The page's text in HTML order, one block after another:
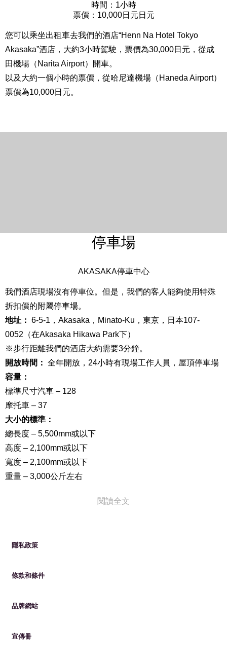
時間：1小時
票價：10,000日元日元
您可以乘坐出租車去我們的酒店“Henn Na Hotel Tokyo
Akasaka”酒店，大約3小時駕駛，票價為30,000日元，從成
田機場（Narita Airport）開車。
以及大約一個小時的票價，從哈尼達機場（Haneda Airport）
票價為10,000日元。
停車場
AKASAKA停車中心
我們酒店現場沒有停車位。但是，我們的客人能夠使用特殊
折扣價的附屬停車場。
地址： 6-5-1，Akasaka，Minato-Ku，東京，日本107-
0052（在Akasaka Hikawa Park下）
※步行距離我們的酒店大約需要3分鐘。
開放時間： 全年開放，24小時有現場工作人員，屋頂停車場
容量：
標準尺寸汽車 – 128
摩托車 – 37
大小的標準：
總長度 – 5,500mm或以下
高度 – 2,100mm或以下
寬度 – 2,100mm或以下
重量 – 3,000公斤左右
7：00 ～20：00：¥300 /20分鐘
*如果您想在1天或連續日期使用停車位超過1次，則每次需要
如何使用停車位：
閱讀全文
隱私政策
條款和條件
品牌網站
宣傳冊